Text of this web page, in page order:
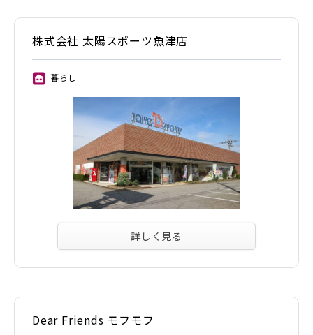
株式会社 太陽スポーツ魚津店
⑪ 暮らし
詳しく見る
Dear Friends モフモフ